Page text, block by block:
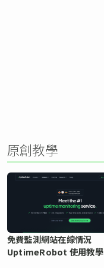
原創教學
免費監測網站在線情況
UptimeRobot 使用教學